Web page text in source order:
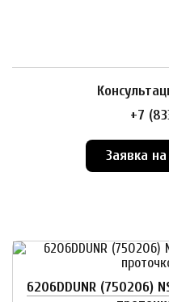
+7
Заявка
6206DDUNR (750206)